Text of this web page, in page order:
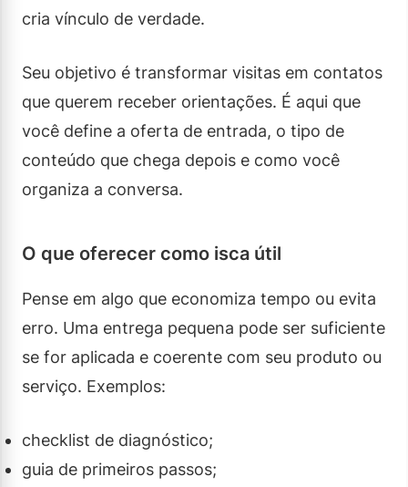
cria vínculo de verdade.
Seu objetivo é transformar visitas em contatos
que querem receber orientações. É aqui que
você define a oferta de entrada, o tipo de
conteúdo que chega depois e como você
organiza a conversa.
O que oferecer como isca útil
Pense em algo que economiza tempo ou evita
erro. Uma entrega pequena pode ser suficiente
se for aplicada e coerente com seu produto ou
serviço. Exemplos:
checklist de diagnóstico;
guia de primeiros passos;